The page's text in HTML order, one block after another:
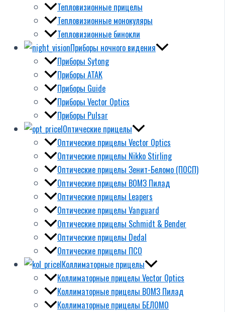
Тепловизионные прицелы
Тепловизионные монокуляры
Тепловизионные бинокли
Приборы ночного видения
Приборы Sytong
Приборы ATAK
Приборы Guide
Приборы Vector Optics
Приборы Pulsar
Оптические прицелы
Оптические прицелы Vector Optics
Оптические прицелы Nikko Stirling
Оптические прицелы Зенит-Беломо (ПОСП)
Оптические прицелы ВОМЗ Пилад
Оптические прицелы Leapers
Оптические прицелы Vanguard
Оптические прицелы Schmidt & Bender
Оптические прицелы Dedal
Оптические прицелы ПСО
Коллиматорные прицелы
Коллиматорные прицелы Vector Optics
Коллиматорные прицелы ВОМЗ Пилад
Коллиматорные прицелы БЕЛОМО